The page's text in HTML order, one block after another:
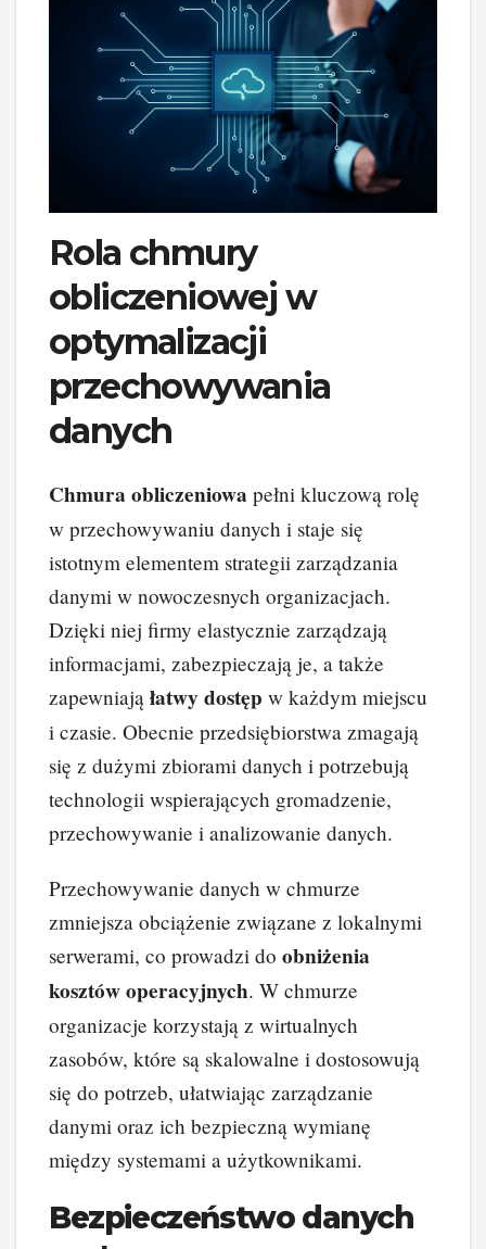
Rola chmury
obliczeniowej w
optymalizacji
przechowywania
danych
Chmura obliczeniowa pełni kluczową rolę
w przechowywaniu danych i staje się
istotnym elementem strategii zarządzania
danymi w nowoczesnych organizacjach.
Dzięki niej firmy elastycznie zarządzają
informacjami, zabezpieczają je, a także
zapewniają łatwy dostęp w każdym miejscu
i czasie. Obecnie przedsiębiorstwa zmagają
się z dużymi zbiorami danych i potrzebują
technologii wspierających gromadzenie,
przechowywanie i analizowanie danych.
Przechowywanie danych w chmurze
zmniejsza obciążenie związane z lokalnymi
serwerami, co prowadzi do obniżenia
kosztów operacyjnych. W chmurze
organizacje korzystają z wirtualnych
zasobów, które są skalowalne i dostosowują
się do potrzeb, ułatwiając zarządzanie
danymi oraz ich bezpieczną wymianę
między systemami a użytkownikami.
Bezpieczeństwo danych